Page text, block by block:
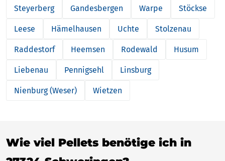
Steyerberg Gandesbergen Warpe Stöckse
Leese Hämelhausen Uchte Stolzenau
Raddestorf Heemsen Rodewald Husum
Liebenau Pennigsehl Linsburg
Nienburg (Weser) Wietzen
Wie viel Pellets benötige ich in